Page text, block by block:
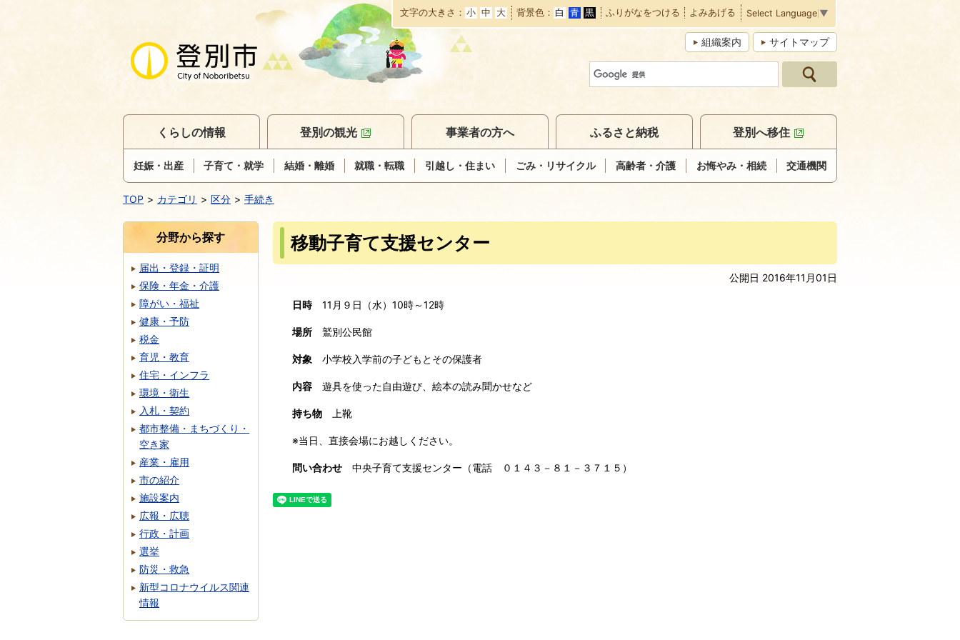
本
文
へ
移
動
文字の大きさ 小 中 大 背景色 白 青 黒 ふりがなをつける よみあげる Select Language ▼
組織案内 サイトマップ
くらしの情報
妊娠・出産 子育て・就学 結婚・離婚 就職・転職 引越し・住まい ごみ・リサイクル 高齢者・介護 お悔やみ・相続 交通機関
登別の観光 事業者の方へ ふるさと納税 登別へ移住
TOP カテゴリ 区分 手続き
移動子育て支援センター
公開日 2016年11月01日
日時 11月９日（水）10時～12時
場所鷲別公民館
対象 小学校入学前の子どもとその保護者
内容遊具を使った自由遊び、絵本の読み聞かせなど
持ち物上靴
※当日、直接会場にお越しください。
問い合わせ中央子育て支援センター（電話 ０１４３－８１－３７１５）
分野から探す
届出・登録・証明
保険・年金・介護
障がい・福祉
健康・予防
税金
育児・教育
住宅・インフラ
環境・衛生
入札・契約
都市整備・まちづくり・
空き家
産業・雇用
市の紹介
施設案内
広報・広聴
行政・計画
選挙
防災・救急
新型コロナウイルス関連
情報